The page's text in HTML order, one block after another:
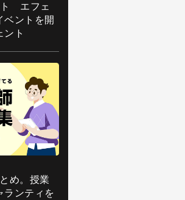
ト エフェ
ベントを開
ント
め。授業
ランティを